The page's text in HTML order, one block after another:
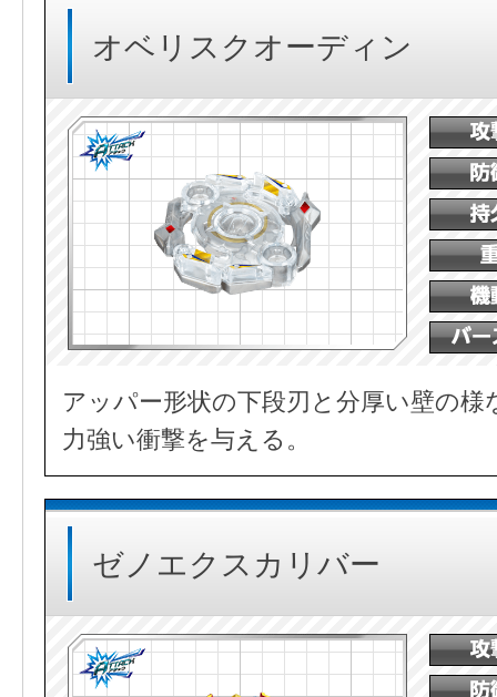
オベリスクオーディン
アッパー形状の下段刃と分厚い壁の
力強い衝撃を与える。
ゼノエクスカリバー